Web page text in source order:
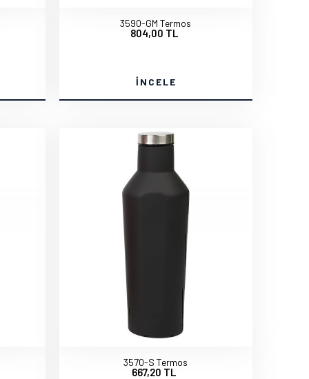
3590-GM Termos
804,00 TL
İNCELE
3570-S Termos
667,20 TL